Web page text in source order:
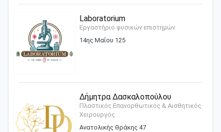
Laboratorium
Εργαστήριο φυσικών επιστημών
14ης Μαΐου 125
Δήμητρα Δασκαλοπούλου
Πλαστικός Επανορθωτικός & Αισθητικός
Χειρουργός
Ανατολικής Θράκης 47